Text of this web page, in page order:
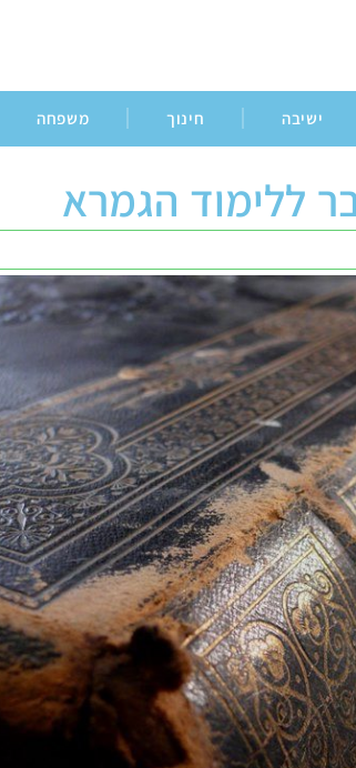
ישיבה חינוך משפחה
ללימוד הגמרא